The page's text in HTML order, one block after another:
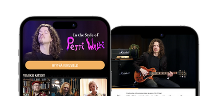
Kokeile Ilmaiseksi